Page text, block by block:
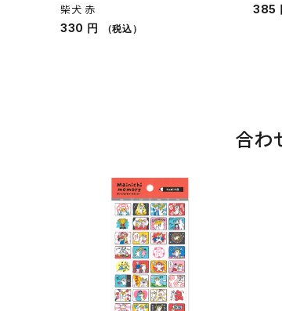
柴犬 赤
330 円 （税込）
385
合わ